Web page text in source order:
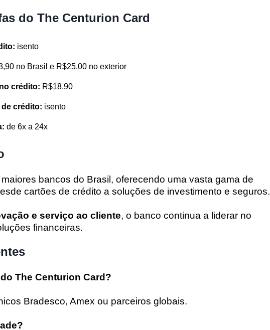
do The Centurion Card
isento
no Brasil e R$25,00 no exterior
crédito: R$18,90
crédito: isento
de 6x a 24x
bancos do Brasil, oferecendo uma vasta gama de
cartões de crédito a soluções de investimento e seguros.
e serviço ao cliente, o banco continua a liderar no
financeiras.
The Centurion Card?
Bradesco, Amex ou parceiros globais.